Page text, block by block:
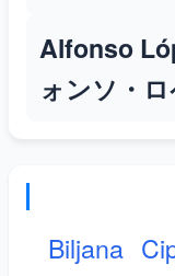
Alfonso
ォンソ・
Biljana